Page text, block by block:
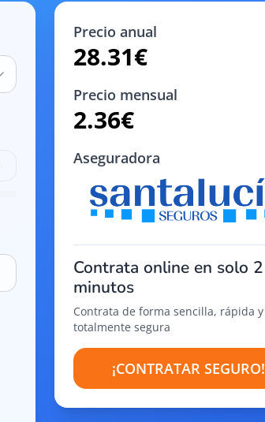
Precio anual
28.31€
Precio mensual
2.36€
Aseguradora
Contrata online en solo 2
minutos
Contrata de forma sencilla, rápida y
totalmente segura
¡CONTRATAR SEGURO!